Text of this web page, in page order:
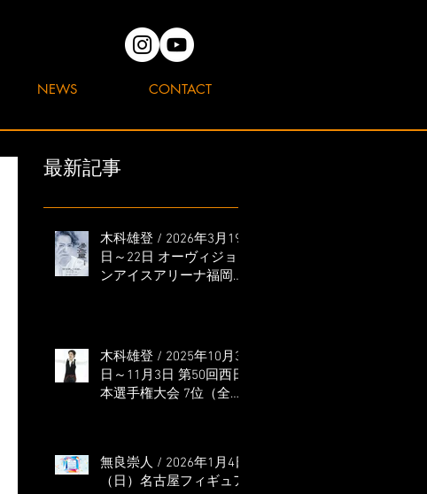
NEWS CONTACT
最新記事
木科雄登 / 2026年3月19
日～22日 オーヴィジョ
ンアイスアリーナ福岡
木科雄登 / 2025年10月31
日～11月3日 第50回西日
本選手権大会 7位（全日
無良崇人 / 2026年1月4日
（日）名古屋フィギュア